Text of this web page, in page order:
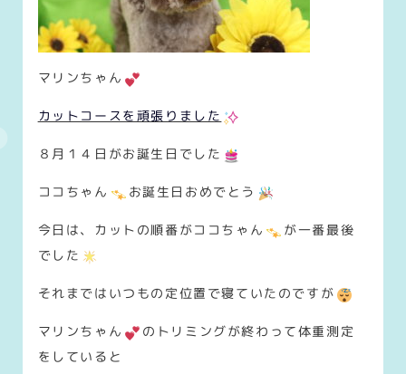
マリンちゃん
カットコースを頑張りました
８月１４日がお誕生日でした
ココちゃん お誕生日おめでとう
今日は、カットの順番がココちゃん
が一番最後
でした
それまではいつもの定位置で寝ていたのですが
マリンちゃん
のトリミングが終わって体重測定
をしていると